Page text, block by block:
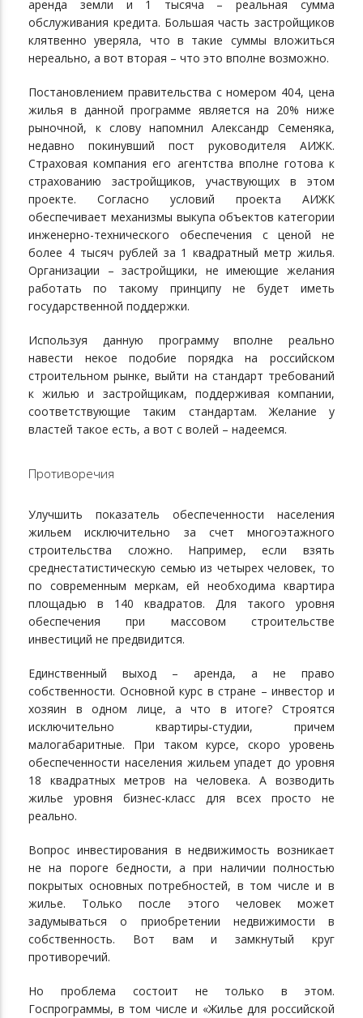
аренда земли и 1 тысяча – реальная сумма
обслуживания кредита. Большая часть застройщиков
клятвенно уверяла, что в такие суммы вложиться
нереально, а вот вторая – что это вполне возможно.
Постановлением правительства с номером 404, цена
жилья в данной программе является на 20% ниже
рыночной, к слову напомнил Александр Семеняка,
недавно покинувший пост руководителя АИЖК.
Страховая компания его агентства вполне готова к
страхованию застройщиков, участвующих в этом
проекте. Согласно условий проекта АИЖК
обеспечивает механизмы выкупа объектов категории
инженерно-технического обеспечения с ценой не
более 4 тысяч рублей за 1 квадратный метр жилья.
Организации – застройщики, не имеющие желания
работать по такому принципу не будет иметь
государственной поддержки.
Используя данную программу вполне реально
навести некое подобие порядка на российском
строительном рынке, выйти на стандарт требований
к жилью и застройщикам, поддерживая компании,
соответствующие таким стандартам. Желание у
властей такое есть, а вот с волей – надеемся.
Противоречия
Улучшить показатель обеспеченности населения
жильем исключительно за счет многоэтажного
строительства сложно. Например, если взять
среднестатистическую семью из четырех человек, то
по современным меркам, ей необходима квартира
площадью в 140 квадратов. Для такого уровня
обеспечения при массовом строительстве
инвестиций не предвидится.
Единственный выход – аренда, а не право
собственности. Основной курс в стране – инвестор и
хозяин в одном лице, а что в итоге? Строятся
исключительно квартиры-студии, причем
малогабаритные. При таком курсе, скоро уровень
обеспеченности населения жильем упадет до уровня
18 квадратных метров на человека. А возводить
жилье уровня бизнес-класс для всех просто не
реально.
Вопрос инвестирования в недвижимость возникает
не на пороге бедности, а при наличии полностью
покрытых основных потребностей, в том числе и в
жилье. Только после этого человек может
задумываться о приобретении недвижимости в
собственность. Вот вам и замкнутый круг
противоречий.
Но проблема состоит не только в этом.
Госпрограммы, в том числе и «Жилье для российской